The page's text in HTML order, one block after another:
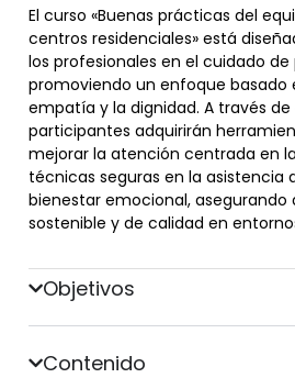
El curso «Buenas prácticas del
centros residenciales» está
los profesionales en el cuidado
promoviendo un enfoque basado
empatía y la dignidad. A través
participantes adquirirán
mejorar la atención centrada en
técnicas seguras en la asistencia
bienestar emocional, asegurando
sostenible y de calidad en
Objetivos
Contenido